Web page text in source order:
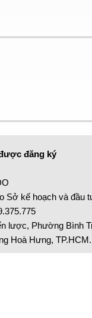
đăng ký
Sở kế hoạch và đầu
lược, Phường Bình
Hoà Hưng,